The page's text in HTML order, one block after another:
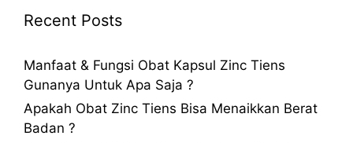
Recent Posts
Manfaat & Fungsi Obat Kapsul Zinc Tiens
Gunanya Untuk Apa Saja ?
Apakah Obat Zinc Tiens Bisa Menaikkan Berat
Badan ?